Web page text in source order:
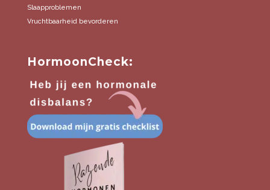
Slaapproblemen
Vruchtbaarheid bevorderen
HormoonCheck: